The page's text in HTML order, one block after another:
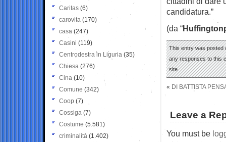
candidatura.”
(da “
This entry was posted
any responses to this
site.
« DI BATTISTA
Leave a
You must be
Caritas (6)
carovita (170)
casa (247)
Casini (119)
Centrodestra in Liguria (35)
Chiesa (276)
Cina (10)
Comune (342)
Coop (7)
Cossiga (7)
Costume (5.581)
criminalità (1.402)